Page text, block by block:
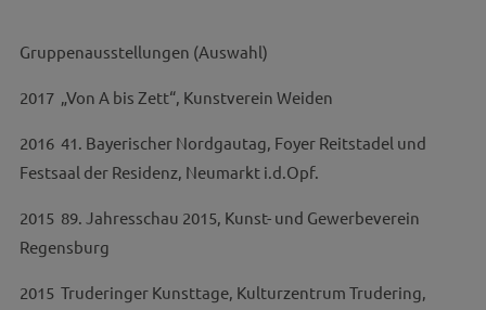
Gruppenausstellungen (Auswahl)
2017 „Von A bis Zett“, Kunstverein Weiden
2016 41. Bayerischer Nordgautag, Foyer Reitstadel und
Festsaal der Residenz, Neumarkt i.d.Opf.
2015 89. Jahresschau 2015, Kunst- und Gewerbeverein
Regensburg
2015 Truderinger Kunsttage, Kulturzentrum Trudering,